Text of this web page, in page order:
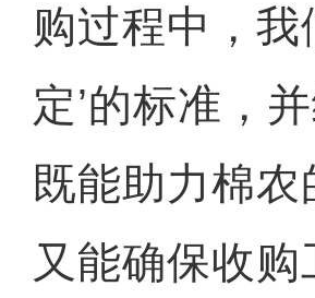
购过程中，我
定’的标准，
既能助力棉
又能确保收